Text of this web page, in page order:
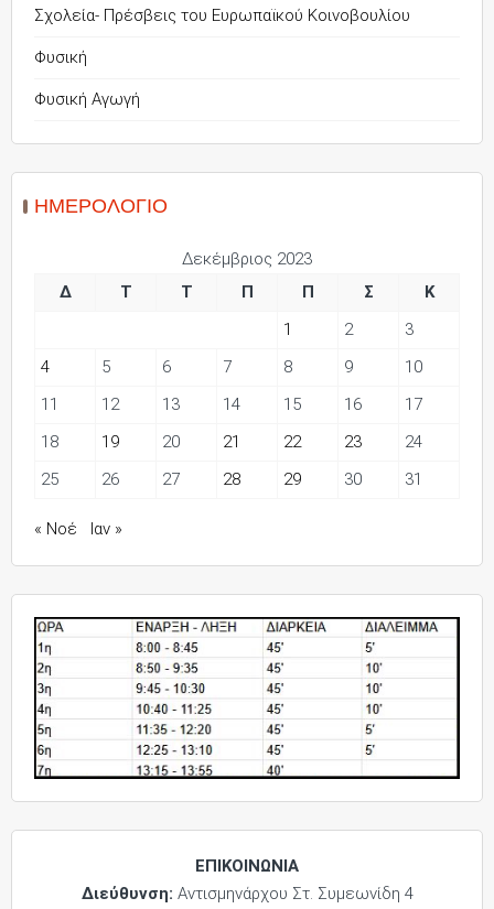
Σχολεία- Πρέσβεις του Ευρωπαϊκού Κοινοβουλίου
Φυσική
Φυσική Αγωγή
ΗΜΕΡΟΛΌΓΙΟ
Δεκέμβριος 2023
Δ
Τ Τ Π Π Σ
Κ
1
2
3
4
5 6 7 8 9
10
11
12 13 14 15 16
17
18
19 20 21 22 23
24
25
26 27 28 29 30 31
« Νοέ Ιαν »
ΕΠΙΚΟΙΝΩΝΙΑ
Διεύθυνση: Αντισμηνάρχου Στ. Συμεωνίδη 4